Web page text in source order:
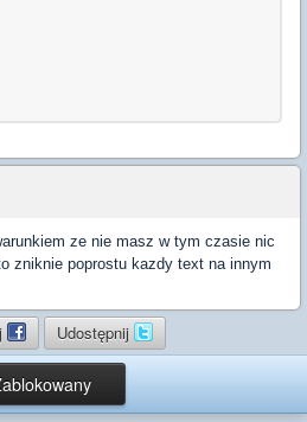
ze nie masz w tym czasie nic
zniknie poprostu kazdy text na innym
Udostępnij